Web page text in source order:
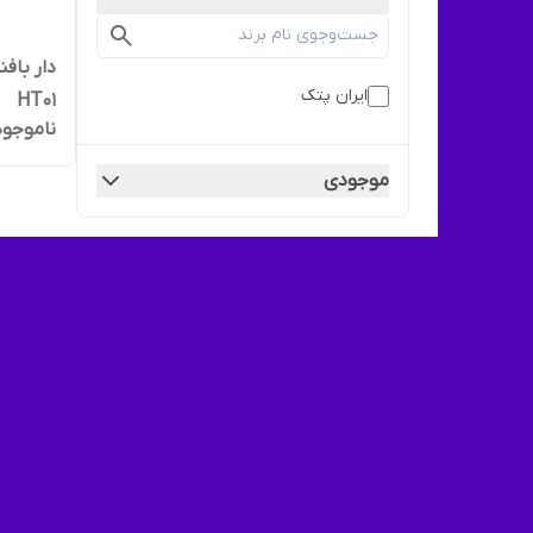
ایران پتک
موجودی
دار
HT01